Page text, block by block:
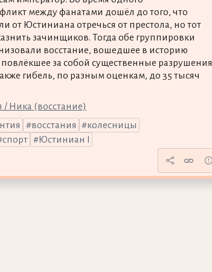
между фанатами дошёл до того, что
от Юстиниана отречься от престола, но тот
зачинщиков. Тогда обе группировки
восстание, вошедшее в историю
за собой существенные разрушения
гибель, по разным оценкам, до 35 тысяч
Ника (восстание)
восстания
колесницы
спорт Юстиниан I